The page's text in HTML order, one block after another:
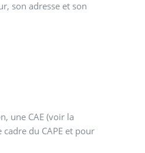
son adresse et son
une CAE (voir la
cadre du CAPE et pour